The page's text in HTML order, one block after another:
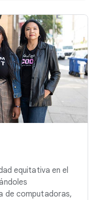
equitativa en el
de computadoras,